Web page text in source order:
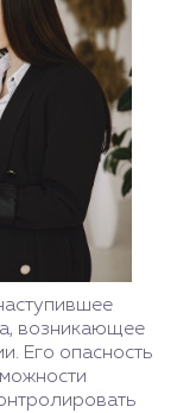
возникающее
Его опасность